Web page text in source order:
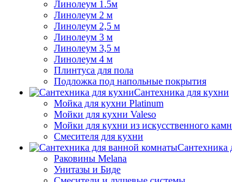
Линолеум 1.5м
Линолеум 2 м
Линолеум 2,5 м
Линолеум 3 м
Линолеум 3,5 м
Линолеум 4 м
Плинтуса для пола
Подложка под напольные покрытия
Сантехника для кухни
Мойка для кухни Platinum
Мойки для кухни Valeso
Мойки для кухни из искусственного
Смесителя для кухни
Сантехника
Раковины Melana
Унитазы и Биде